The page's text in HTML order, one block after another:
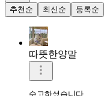
추천순
최신순 등록순
따뜻한양말
수고하셨습니다